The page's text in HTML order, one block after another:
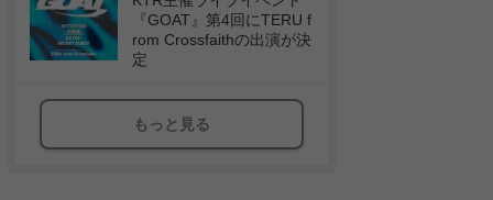
『GOAT』第4回にTERU f
rom Crossfaithの出演が決
定
もっと見る